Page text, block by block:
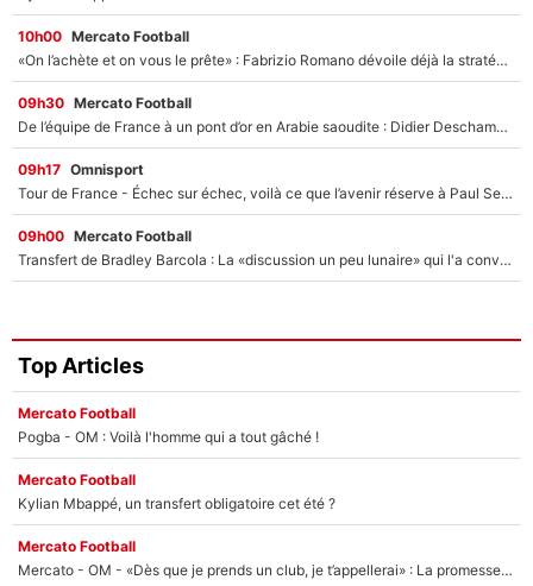
10h00 Mercato Football
«On l’achète et on vous le prête» : Fabrizio Romano dévoile déjà la stratégie du PSG avec le transfert de Zion Suzuki !
09h30 Mercato Football
De l’équipe de France à un pont d’or en Arabie saoudite : Didier Deschamps a donné sa réponse !
09h17 Omnisport
Tour de France - Échec sur échec, voilà ce que l’avenir réserve à Paul Seixas : «Tant qu’il y aura un Pogacar comme celui-là...»
09h00 Mercato Football
Transfert de Bradley Barcola : La «discussion un peu lunaire» qui l'a convaincu de quitter le PSG, son entourage est pointé du doigt
Top Articles
Mercato Football
Pogba - OM : Voilà l'homme qui a tout gâché !
Mercato Football
Kylian Mbappé, un transfert obligatoire cet été ?
Mercato Football
Mercato - OM - «Dès que je prends un club, je t’appellerai» : La promesse de Marcelino au moment de claquer la porte